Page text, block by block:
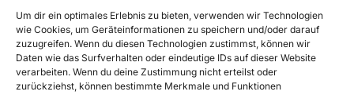
Um dir ein optimales Erlebnis zu bieten, verwenden wir Technologien
wie Cookies, um Geräteinformationen zu speichern und/oder darauf
zuzugreifen. Wenn du diesen Technologien zustimmst, können wir
Daten wie das Surfverhalten oder eindeutige IDs auf dieser Website
verarbeiten. Wenn du deine Zustimmung nicht erteilst oder
zurückziehst, können bestimmte Merkmale und Funktionen
Führungskräfte
Teamentwicklung
Change und
Organisationsentwicklungen
Kompetenz
Resilienz fördern
Energetische
Arbeit
75491974
+49 781
47443131